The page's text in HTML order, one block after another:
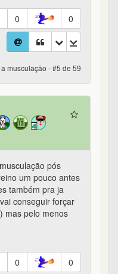
0 0
musculação - #5 de 59
pós
um pouco antes
também pra ja
conseguir forçar
mas pelo menos
0 0